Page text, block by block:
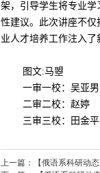
架，引导学生将专业
性建议。此次讲座不
业人才培养工作注入了
图文:马曌
一审一校：吴亚男
二审二校：赵婷
三审三校：田金平
上一篇：
【俄语系科研动